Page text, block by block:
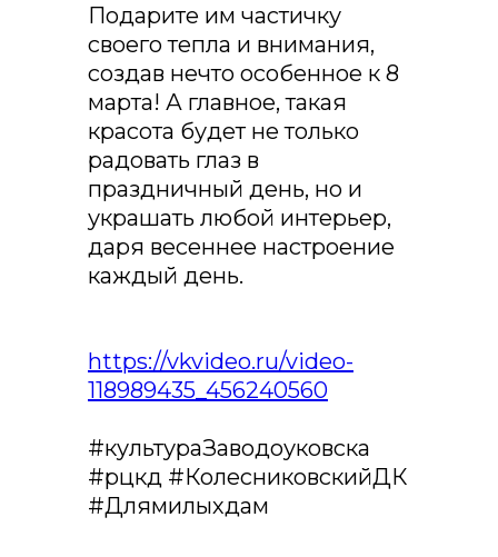
Подарите им частичку
своего тепла и внимания,
создав нечто особенное к 8
марта! А главное, такая
красота будет не только
радовать глаз в
праздничный день, но и
украшать любой интерьер,
даря весеннее настроение
каждый день.
https://vkvideo.ru/video-
118989435_456240560
#культураЗаводоуковска
#рцкд #КолесниковскийДК
#Длямилыхдам